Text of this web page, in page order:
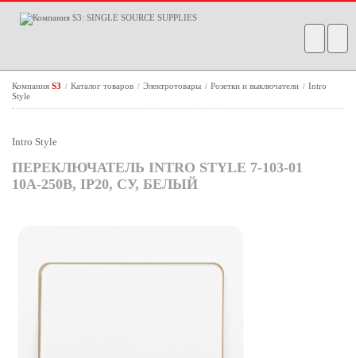
Компания S3 / Каталог товаров / Электротовары / Розетки и выключатели / Intro
Style
Intro Style
ПЕРЕКЛЮЧАТЕЛЬ INTRO STYLE 7-103-01
10А-250В, IP20, СУ, БЕЛЫЙ